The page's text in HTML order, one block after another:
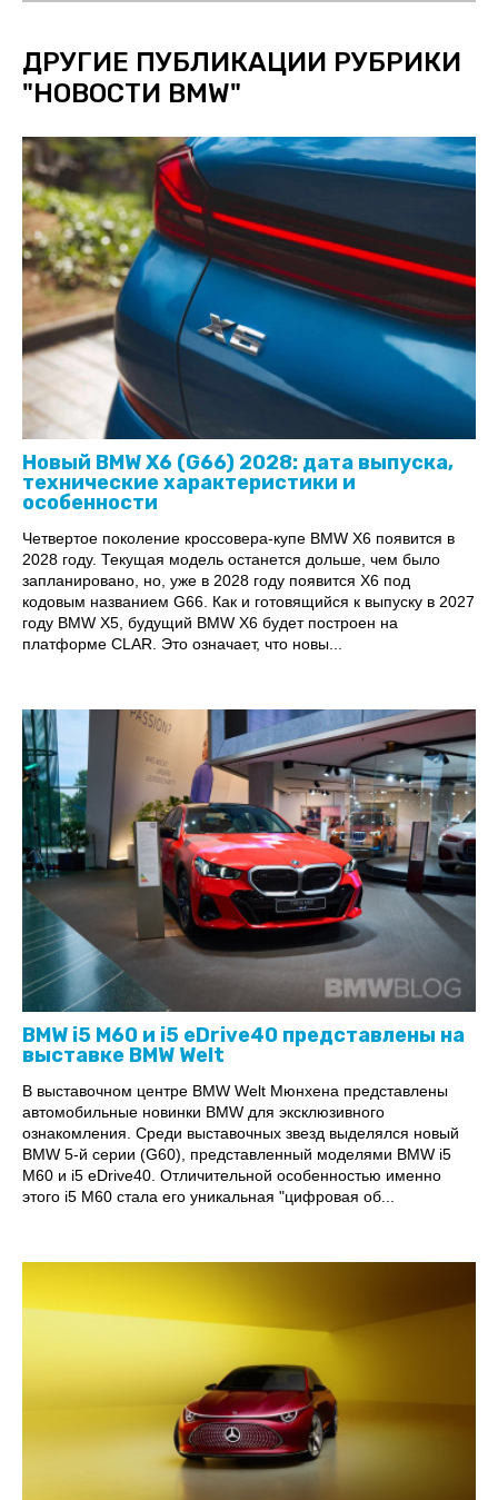
ДРУГИЕ ПУБЛИКАЦИИ РУБРИКИ
"НОВОСТИ BMW"
Новый BMW X6 (G66) 2028: дата выпуска,
технические характеристики и
особенности
Четвертое поколение кроссовера-купе BMW X6 появится в
2028 году. Текущая модель останется дольше, чем было
запланировано, но, уже в 2028 году появится X6 под
кодовым названием G66. Как и готовящийся к выпуску в 2027
году BMW X5, будущий BMW X6 будет построен на
платформе CLAR. Это означает, что новы...
BMW i5 M60 и i5 eDrive40 представлены на
выставке BMW Welt
В выставочном центре BMW Welt Мюнхена представлены
автомобильные новинки BMW для эксклюзивного
ознакомления. Среди выставочных звезд выделялся новый
BMW 5-й серии (G60), представленный моделями BMW i5
M60 и i5 eDrive40. Отличительной особенностью именно
этого i5 M60 стала его уникальная "цифровая об...